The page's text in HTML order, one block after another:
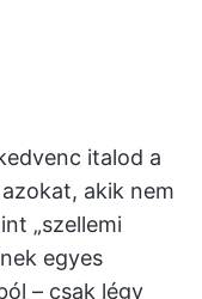
italod a
akik nem
„szellemi
egyes
– csak légy